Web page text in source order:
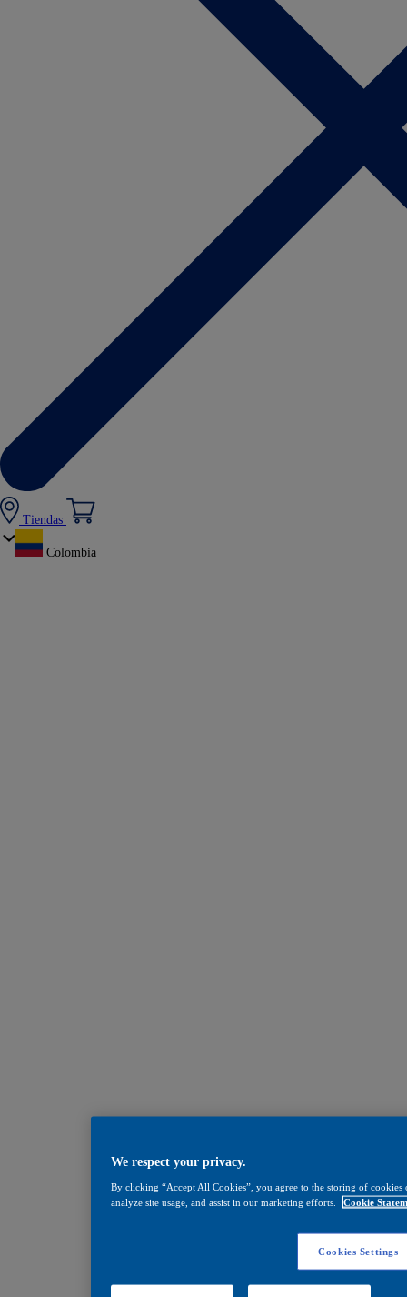
Tiendas
Colombia
We respect your privacy.
By clicking “Accept All Cookies”, you agree to the storing of
analyze site usage, and assist in our marketing efforts.
Cookie
Cookies Settings